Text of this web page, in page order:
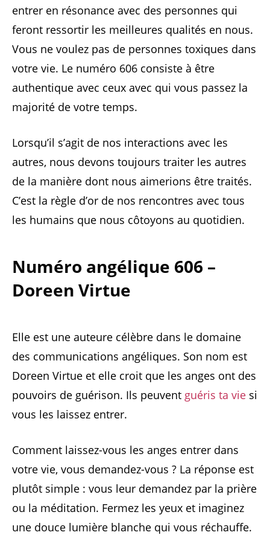
entrer en résonance avec des personnes qui
feront ressortir les meilleures qualités en nous.
Vous ne voulez pas de personnes toxiques dans
votre vie. Le numéro 606 consiste à être
authentique avec ceux avec qui vous passez la
majorité de votre temps.
Lorsqu’il s’agit de nos interactions avec les
autres, nous devons toujours traiter les autres
de la manière dont nous aimerions être traités.
C’est la règle d’or de nos rencontres avec tous
les humains que nous côtoyons au quotidien.
Numéro angélique 606 –
Doreen Virtue
Elle est une auteure célèbre dans le domaine
des communications angéliques. Son nom est
Doreen Virtue et elle croit que les anges ont des
pouvoirs de guérison. Ils peuvent guéris ta vie si
vous les laissez entrer.
Comment laissez-vous les anges entrer dans
votre vie, vous demandez-vous ? La réponse est
plutôt simple : vous leur demandez par la prière
ou la méditation. Fermez les yeux et imaginez
une douce lumière blanche qui vous réchauffe.